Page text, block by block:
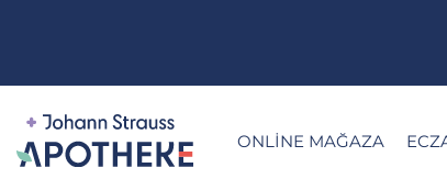
ONLINE MAĞAZA